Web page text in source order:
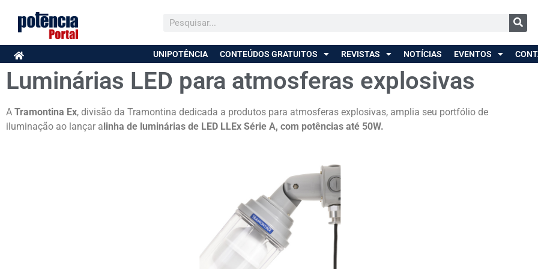
UNIPOTÊNCIA CONTEÚDOS GRATUITOS REVISTAS NOTÍCIAS EVENTOS
Luminárias LED para atmosferas explosivas
A Tramontina Ex, divisão da Tramontina dedicada a produtos para atmosferas explosivas, amplia seu portfólio de
iluminação ao lançar a linha de luminárias de LED LLEx Série A, com potências até 50W.